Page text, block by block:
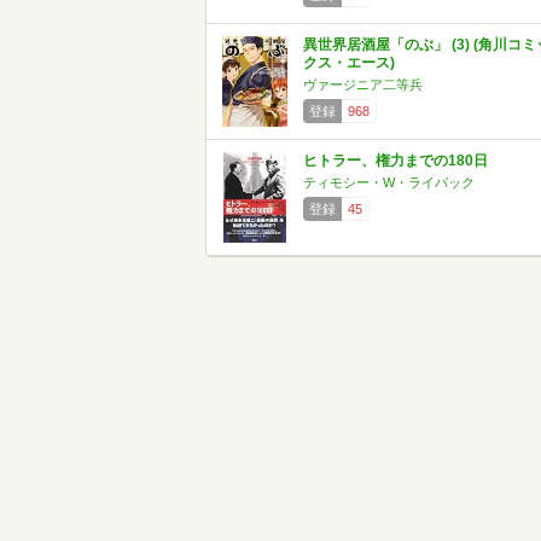
異世界居酒屋「のぶ」 (3) (角川コミ
クス・エース)
ヴァージニア二等兵
登録
968
ヒトラー、権力までの180日
ティモシー・W・ライバック
登録
45